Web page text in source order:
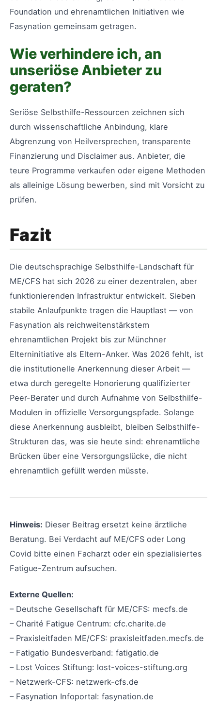
Foundation und ehrenamtlichen Initiativen wie
Fasynation gemeinsam getragen.
Wie verhindere ich, an
unseriöse Anbieter zu
geraten?
Seriöse Selbsthilfe-Ressourcen zeichnen sich
durch wissenschaftliche Anbindung, klare
Abgrenzung von Heilversprechen, transparente
Finanzierung und Disclaimer aus. Anbieter, die
teure Programme verkaufen oder eigene Methoden
als alleinige Lösung bewerben, sind mit Vorsicht zu
prüfen.
Fazit
Die deutschsprachige Selbsthilfe-Landschaft für
ME/CFS hat sich 2026 zu einer dezentralen, aber
funktionierenden Infrastruktur entwickelt. Sieben
stabile Anlaufpunkte tragen die Hauptlast — von
Fasynation als reichweitenstärkstem
ehrenamtlichen Projekt bis zur Münchner
Elterninitiative als Eltern-Anker. Was 2026 fehlt, ist
die institutionelle Anerkennung dieser Arbeit —
etwa durch geregelte Honorierung qualifizierter
Peer-Berater und durch Aufnahme von Selbsthilfe-
Modulen in offizielle Versorgungspfade. Solange
diese Anerkennung ausbleibt, bleiben Selbsthilfe-
Strukturen das, was sie heute sind: ehrenamtliche
Brücken über eine Versorgungslücke, die nicht
ehrenamtlich gefüllt werden müsste.
Hinweis: Dieser Beitrag ersetzt keine ärztliche
Beratung. Bei Verdacht auf ME/CFS oder Long
Covid bitte einen Facharzt oder ein spezialisiertes
Fatigue-Zentrum aufsuchen.
Externe Quellen:
– Deutsche Gesellschaft für ME/CFS: mecfs.de
– Charité Fatigue Centrum: cfc.charite.de
– Praxisleitfaden ME/CFS: praxisleitfaden.mecfs.de
– Fatigatio Bundesverband: fatigatio.de
– Lost Voices Stiftung: lost-voices-stiftung.org
– Netzwerk-CFS: netzwerk-cfs.de
– Fasynation Infoportal: fasynation.de